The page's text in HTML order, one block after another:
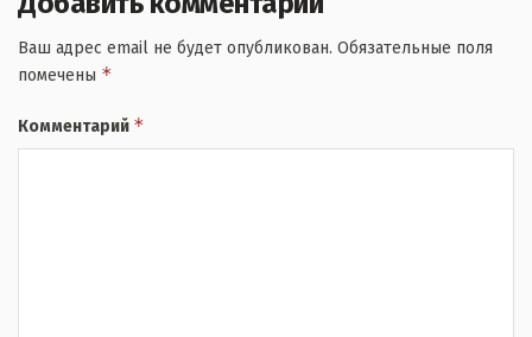
Ваш адрес email не будет опубликован. Обязательные поля
помечены *
Комментарий *